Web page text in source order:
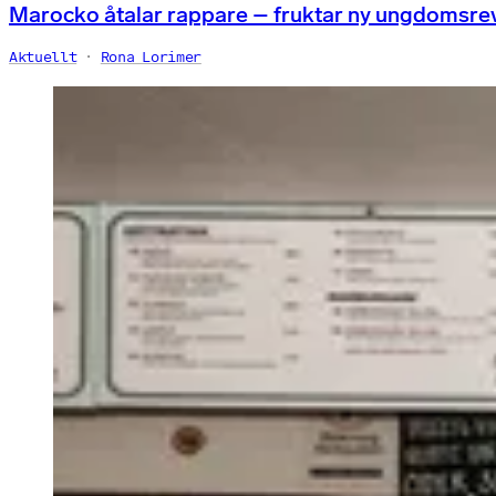
Marocko åtalar rappare – fruktar ny
Aktuellt Rona Lorimer